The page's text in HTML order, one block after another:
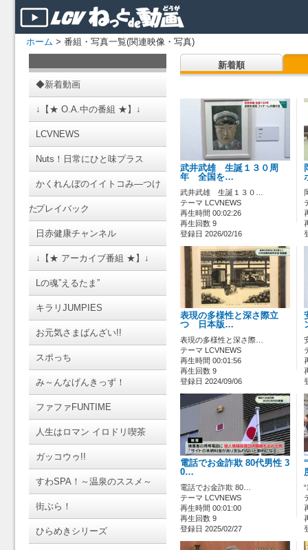
ホーム > 番組・写真一覧(関連映像・写真)
◆新着動画
↓【★ O.A.中の番組 ★】↓
LCVNEWS
Nuts！日常にひと味プラス
かくれんぼのイイトコみ―つけ
たプレイバック
日赤健康チャンネル
↓【★ アーカイブ番組 ★】↓
Lの魂”えるたま”
キラリJUMPIES
お元気さまばんざい!!
スポっち
み～んなげんきっず！
ファファFUNTIME
人生はロマン イロドリ喫茶
ガッコウゥ!!
すわSPA！～温泉のススメ～
街ぶら！
ひらめきシリーズ
新着順
武井武雄 生誕１３０周
年 全国を…
武井武雄 生誕１３０…
テーマ LCVNEWS
再生時間 00:02:26
再生回数 9
登録日 2026/02/16
表現の多様性と深さ際立
つ 日本版…
表現の多様性と深さ際…
テーマ LCVNEWS
再生時間 00:01:56
再生回数 9
登録日 2024/09/06
電話でお金詐欺 80代男性 3
0…
電話でお金詐欺 80…
テーマ LCVNEWS
再生時間 00:01:00
再生回数 9
登録日 2025/02/27